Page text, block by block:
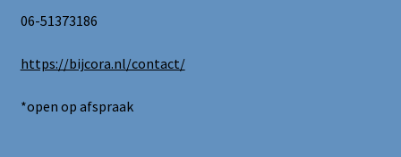
06-51373186
https://bijcora.nl/contact/
*open op afspraak